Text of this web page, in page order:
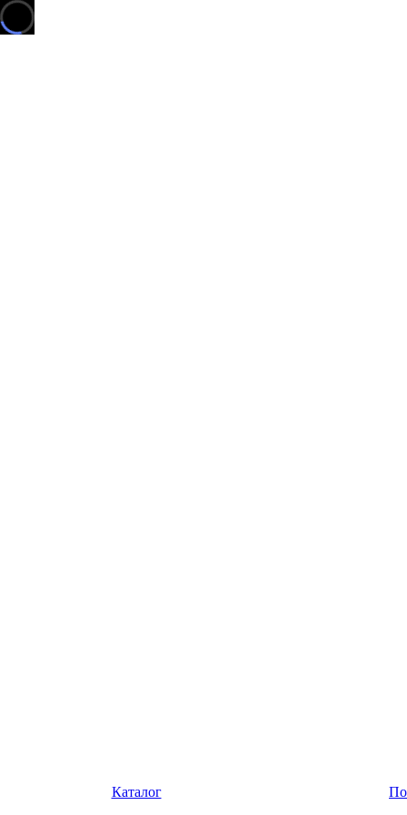
Каталог